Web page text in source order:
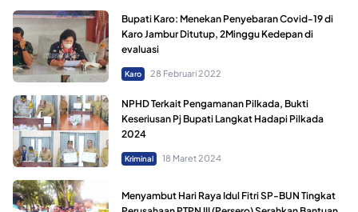
Bupati Karo: Menekan Penyebaran Covid-19 di
Karo Jambur Ditutup, 2Minggu Kedepan di
evaluasi
Karo 28 Februari 2022
NPHD Terkait Pengamanan Pilkada, Bukti
Keseriusan Pj Bupati Langkat Hadapi Pilkada
2024
Kriminal 18 Maret 2024
Menyambut Hari Raya Idul Fitri SP-BUN Tingkat